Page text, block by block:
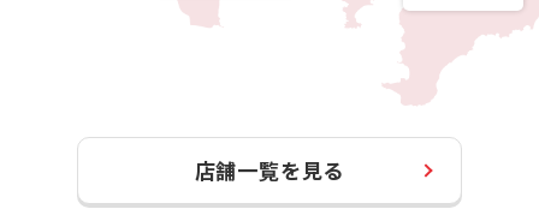
店舗一覧を見る